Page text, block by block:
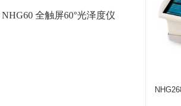
NHG60 全触屏60°光泽度仪